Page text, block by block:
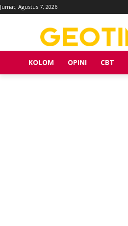
Jumat, Agustus 7, 2026
KOLOM OPINI CBT